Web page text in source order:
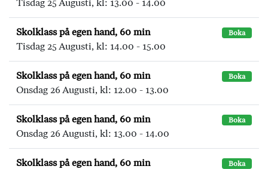
Tisdag 25 Augusti, kl: 13.00 - 14.00
Skolklass på egen hand, 60 min Boka
Tisdag 25 Augusti, kl: 14.00 - 15.00
Skolklass på egen hand, 60 min Boka
Onsdag 26 Augusti, kl: 12.00 - 13.00
Skolklass på egen hand, 60 min Boka
Onsdag 26 Augusti, kl: 13.00 - 14.00
Skolklass på egen hand, 60 min Boka